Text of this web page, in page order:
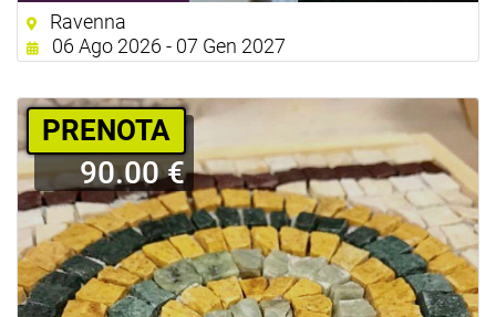
Ravenna
06 Ago 2026 - 07 Gen 2027
PRENOTA
90.00 €